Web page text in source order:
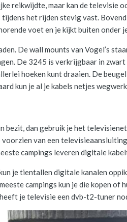
reikwijdte, maar kan de televisie
het rijden stevig vast.
voet en je kijkt buiten onder
De wall mounts van Vogel’s
De 3245 is verkrijgbaar in
hoeken kunt draaien. De
kun je al je kabels netjes
bezit, dan gebruik je het
van een
campings leveren digitale
je tientallen digitale kanalen
campings kun je die kopen of
je televisie een dvb-t2-tuner